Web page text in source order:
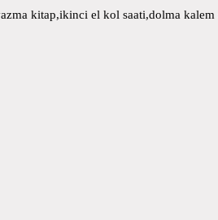
kitap,ikinci el kol saati,dolma